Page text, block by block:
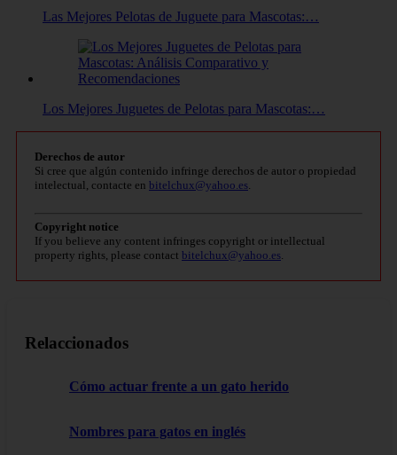
Las Mejores Pelotas de Juguete para Mascotas:…
Los Mejores Juguetes de Pelotas para Mascotas:…
Derechos de autor
Si cree que algún contenido infringe derechos de autor o propiedad
intelectual, contacte en bitelchux@yahoo.es.
Copyright notice
If you believe any content infringes copyright or intellectual
property rights, please contact bitelchux@yahoo.es.
Relaccionados
Cómo actuar frente a un gato herido
Nombres para gatos en inglés